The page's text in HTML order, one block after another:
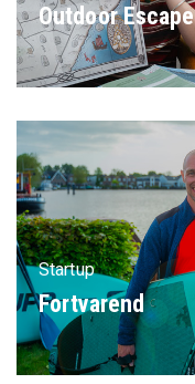
Outdoor
Startup
Fortvarend